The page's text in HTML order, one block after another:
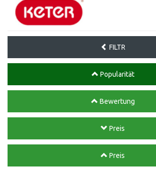
FILTR
Popularität
Bewertung
Preis
Preis